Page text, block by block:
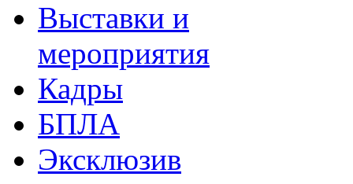
Выставки и
мероприятия
Кадры
БПЛА
Эксклюзив